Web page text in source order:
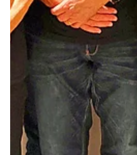
das Beratungsunternehmen IAZI)
Faktoren wie Steuerfuss,
Arbeitsmarkt und Infrastruktur
Hans / pixabay.com Die Top-